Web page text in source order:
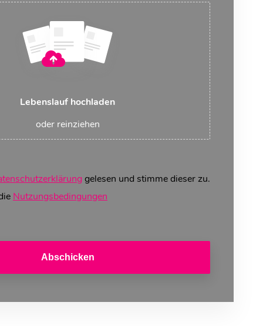
Lebenslauf hochladen
oder reinziehen
gelesen und stimme dieser zu.
Nutzungsbedingungen
Abschicken